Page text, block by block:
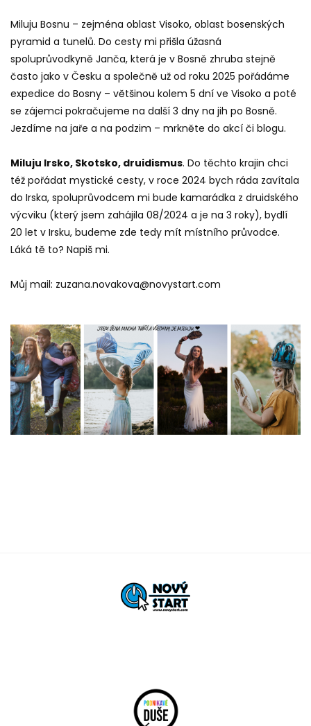
Miluju Bosnu – zejména oblast Visoko, oblast bosenských
pyramid a tunelů. Do cesty mi přišla úžasná
spoluprůvodkyně Janča, která je v Bosně zhruba stejně
často jako v Česku a společně už od roku 2025 pořádáme
expedice do Bosny – většinou kolem 5 dní ve Visoko a poté
se zájemci pokračujeme na další 3 dny na jih po Bosně.
Jezdíme na jaře a na podzim – mrkněte do akcí či blogu.
Miluju Irsko, Skotsko, druidismus. Do těchto krajin chci
též pořádat mystické cesty, v roce 2024 bych ráda zavítala
do Irska, spoluprůvodcem mi bude kamarádka z druidského
výcviku (který jsem zahájila 08/2024 a je na 3 roky), bydlí
20 let v Irsku, budeme zde tedy mít místního průvodce.
Láká tě to? Napiš mi.
Můj mail: zuzana.novakova@novystart.com